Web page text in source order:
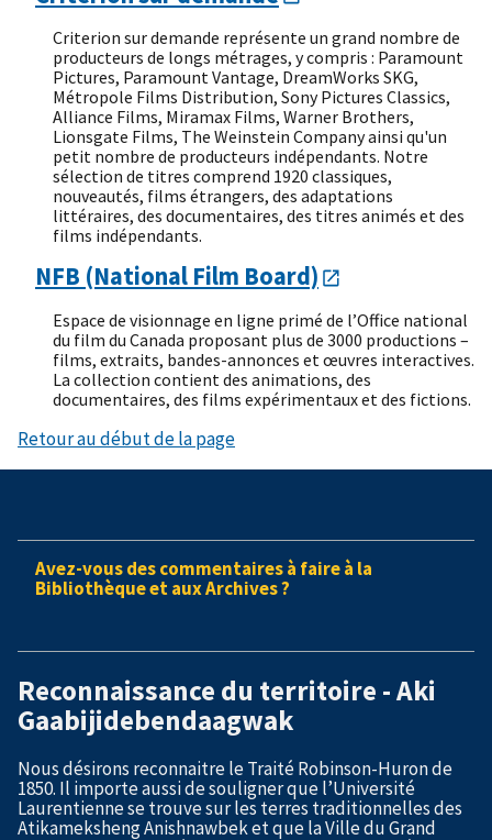
Criterion sur demande représente un grand nombre de
producteurs de longs métrages, y compris : Paramount
Pictures, Paramount Vantage, DreamWorks SKG,
Métropole Films Distribution, Sony Pictures Classics,
Alliance Films, Miramax Films, Warner Brothers,
Lionsgate Films, The Weinstein Company ainsi qu'un
petit nombre de producteurs indépendants. Notre
sélection de titres comprend 1920 classiques,
nouveautés, films étrangers, des adaptations
littéraires, des documentaires, des titres animés et des
films indépendants.
NFB (National Film Board)
Espace de visionnage en ligne primé de l’Office national
du film du Canada proposant plus de 3000 productions –
films, extraits, bandes-annonces et œuvres interactives.
La collection contient des animations, des
documentaires, des films expérimentaux et des fictions.
Retour au début de la page
Avez-vous des commentaires à faire à la
Bibliothèque et aux Archives ?
Reconnaissance du territoire - Aki
Gaabijidebendaagwak
Nous désirons reconnaitre le Traité Robinson-Huron de
1850. Il importe aussi de souligner que l’Université
Laurentienne se trouve sur les terres traditionnelles des
Atikameksheng Anishnawbek et que la Ville du Grand